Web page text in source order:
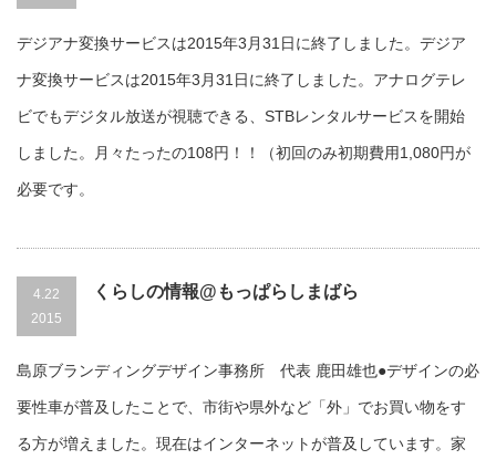
デジアナ変換サービスは2015年3月31日に終了しました。デジア
ナ変換サービスは2015年3月31日に終了しました。アナログテレ
ビでもデジタル放送が視聴できる、STBレンタルサービスを開始
しました。月々たったの108円！！（初回のみ初期費用1,080円が
必要です。
4.22
2015
くらしの情報@もっぱらしまばら
島原ブランディングデザイン事務所 代表 鹿田雄也●デザインの必
要性車が普及したことで、市街や県外など「外」でお買い物をす
る方が増えました。現在はインターネットが普及しています。家